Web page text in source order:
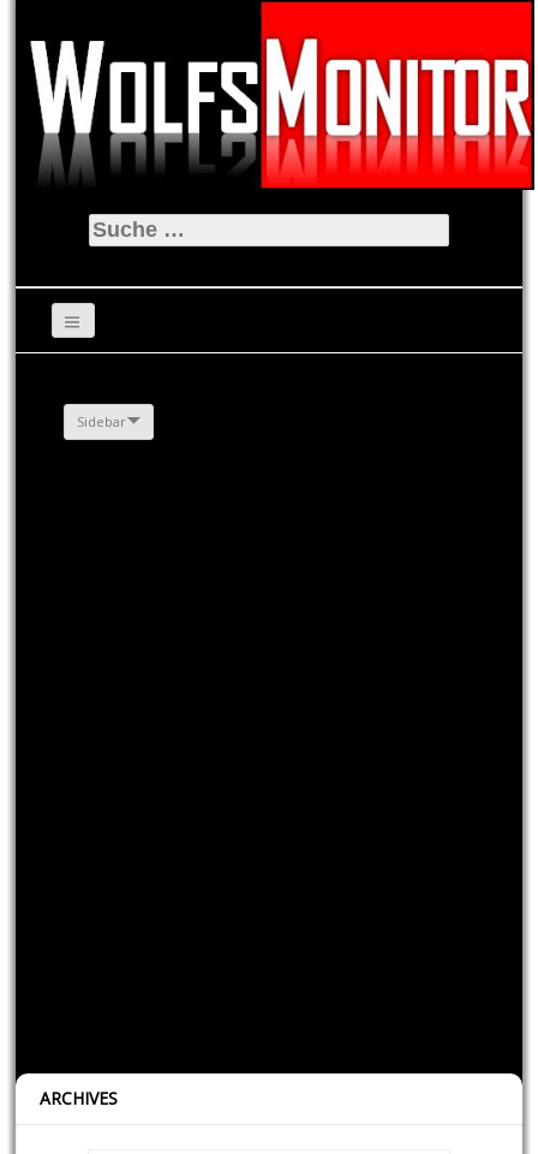
Suche
nach:
Sidebar
ARCHIVES